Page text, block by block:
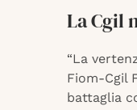
La Cgil
“La
Fiom-Cgil
battaglia